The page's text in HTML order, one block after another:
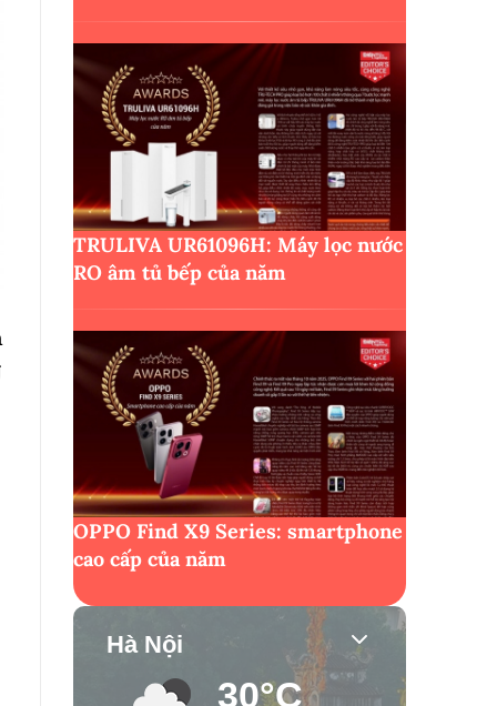
TRULIVA UR61096H: Máy lọc nước
RO âm tủ bếp của năm
OPPO Find X9 Series: smartphone
cao cấp của năm
Hà Nội
30°C